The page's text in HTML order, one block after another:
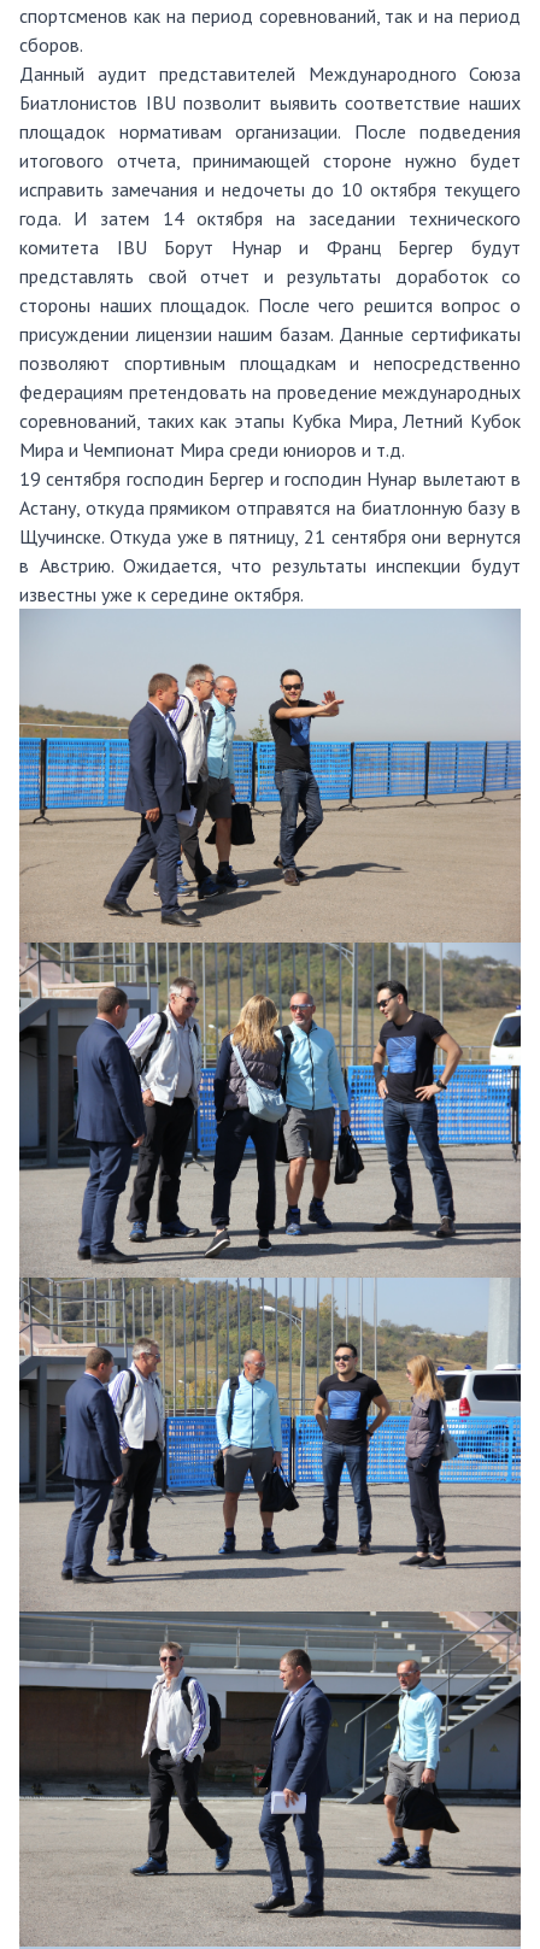
спортсменов как на период соревнований, так и на период
сборов.
Данный аудит представителей Международного Союза
Биатлонистов IBU позволит выявить соответствие наших
площадок нормативам организации. После подведения
итогового отчета, принимающей стороне нужно будет
исправить замечания и недочеты до 10 октября текущего
года. И затем 14 октября на заседании технического
комитета IBU Борут Нунар и Франц Бергер будут
представлять свой отчет и результаты доработок со
стороны наших площадок. После чего решится вопрос о
присуждении лицензии нашим базам. Данные сертификаты
позволяют спортивным площадкам и непосредственно
федерациям претендовать на проведение международных
соревнований, таких как этапы Кубка Мира, Летний Кубок
Мира и Чемпионат Мира среди юниоров и т.д.
19 сентября господин Бергер и господин Нунар вылетают в
Астану, откуда прямиком отправятся на биатлонную базу в
Щучинске. Откуда уже в пятницу, 21 сентября они вернутся
в Австрию. Ожидается, что результаты инспекции будут
известны уже к середине октября.